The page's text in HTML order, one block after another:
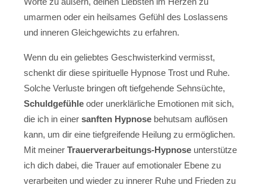
umarmen oder ein heilsames Gefühl des Loslassens
und inneren Gleichgewichts zu erfahren.
Wenn du ein geliebtes Geschwisterkind vermisst,
schenkt dir diese spirituelle Hypnose Trost und Ruhe.
Solche Verluste bringen oft tiefgehende Sehnsüchte,
Schuldgefühle oder unerklärliche Emotionen mit sich,
die ich in einer sanften Hypnose behutsam auflösen
kann, um dir eine tiefgreifende Heilung zu ermöglichen.
Mit meiner Trauerverarbeitungs-Hypnose unterstütze
ich dich dabei, die Trauer auf emotionaler Ebene zu
verarbeiten und wieder zu innerer Ruhe und Frieden zu